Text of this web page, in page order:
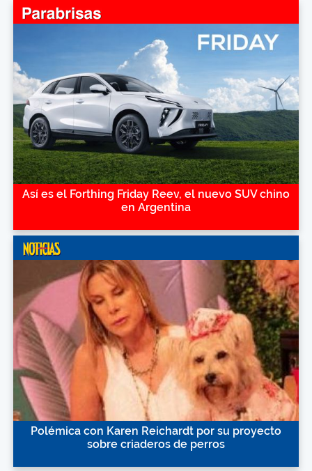
Así es el Forthing Friday Reev, el nuevo SUV chino
en Argentina
Polémica con Karen Reichardt por su proyecto
sobre criaderos de perros